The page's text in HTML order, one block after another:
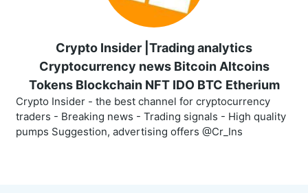
Crypto Insider |Trading analytics
Cryptocurrency news Bitcoin Altcoins
Tokens Blockchain NFT IDO BTC Etherium
Crypto Insider - the best channel for cryptocurrency
traders - Breaking news - Trading signals - High quality
pumps Suggestion, advertising offers @Cr_Ins